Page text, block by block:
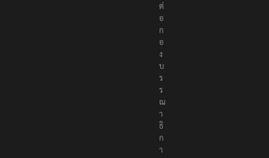
ต่
อ
ก
อ
ง
บ
ร
ร
ณ
า
ธิ
ก
า